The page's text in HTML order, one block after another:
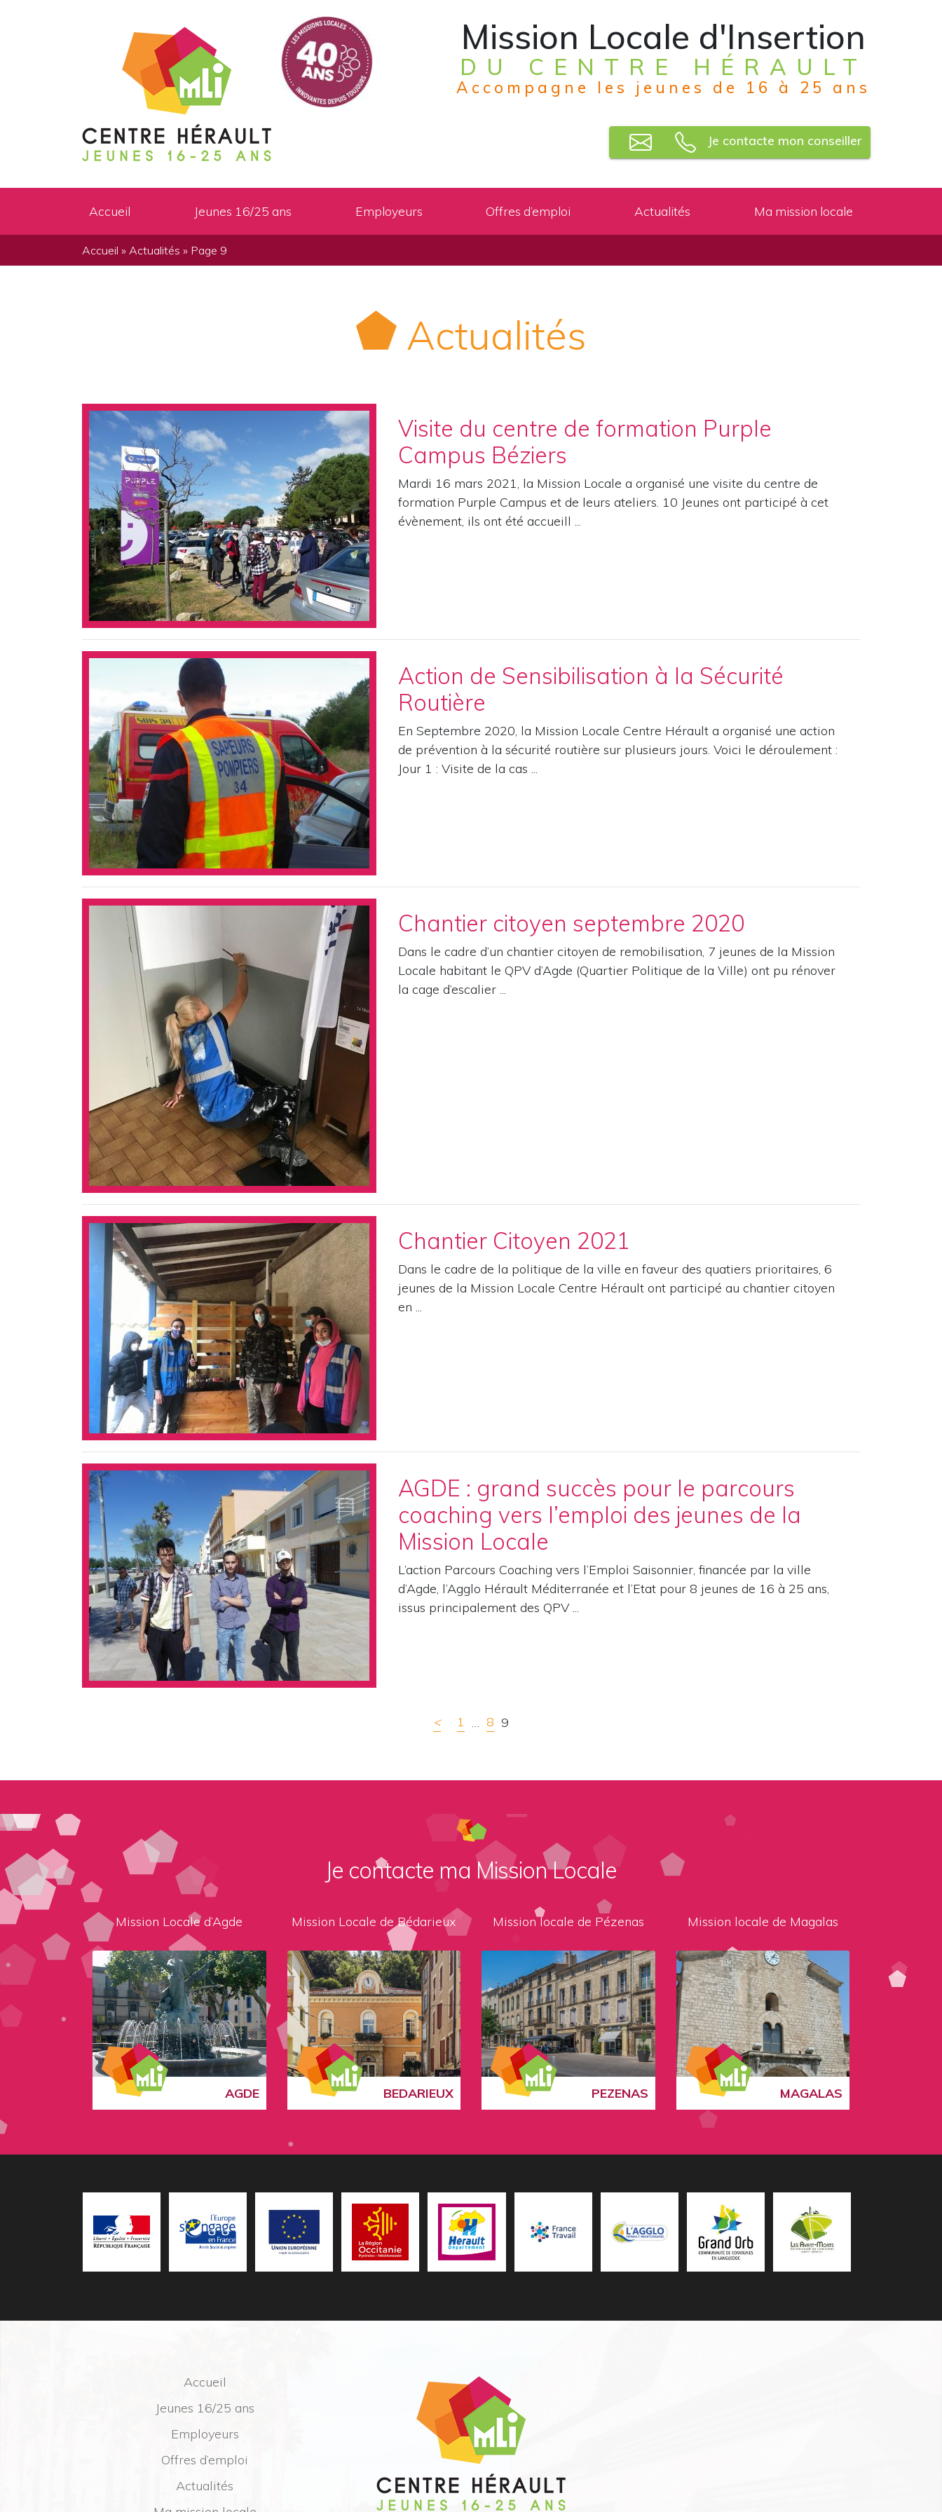
Mission Locale d'Insertion
DU CENTRE HÉRAULT
Accompagne les jeunes de 16 à 25 ans
Je contacte mon conseiller
Accueil Jeunes 16/25 ans Employeurs Offres d’emploi Actualités Ma mission locale
Accueil » Actualités » Page 9
Actualités
Visite du centre de formation Purple
Campus Béziers
Mardi 16 mars 2021, la Mission Locale a organisé une visite du centre de
formation Purple Campus et de leurs ateliers. 10 Jeunes ont participé à cet
évènement, ils ont été accueill ...
Action de Sensibilisation à la Sécurité
Routière
En Septembre 2020, la Mission Locale Centre Hérault a organisé une action
de prévention à la sécurité routière sur plusieurs jours. Voici le déroulement :
Jour 1 : Visite de la cas ...
Chantier citoyen septembre 2020
Dans le cadre d’un chantier citoyen de remobilisation, 7 jeunes de la Mission
Locale habitant le QPV d’Agde (Quartier Politique de la Ville) ont pu rénover
la cage d’escalier ...
Chantier Citoyen 2021
Dans le cadre de la politique de la ville en faveur des quatiers prioritaires, 6
jeunes de la Mission Locale Centre Hérault ont participé au chantier citoyen
en ...
AGDE : grand succès pour le parcours
coaching vers l’emploi des jeunes de la
Mission Locale
L’action Parcours Coaching vers l’Emploi Saisonnier, financée par la ville
d’Agde, l’Agglo Hérault Méditerranée et l’Etat pour 8 jeunes de 16 à 25 ans,
issus principalement des QPV ...
publications
< 1 8 9
Je contacte ma Mission Locale
Mission Locale d’Agde
AGDE
Mission Locale de Bédarieux
BEDARIEUX
Mission locale de Pézenas
PEZENAS
Mission locale de Magalas
MAGALAS
Accueil
Jeunes 16/25 ans
Employeurs
Offres d’emploi
Actualités